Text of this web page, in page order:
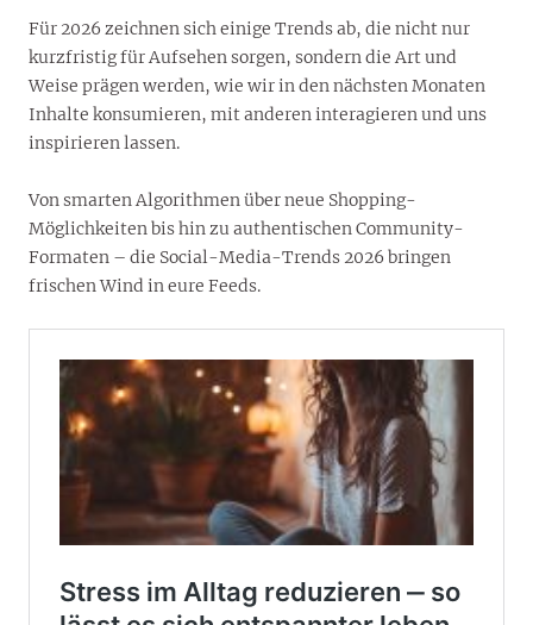
Für 2026 zeichnen sich einige Trends ab, die nicht nur
kurzfristig für Aufsehen sorgen, sondern die Art und
Weise prägen werden, wie wir in den nächsten Monaten
Inhalte konsumieren, mit anderen interagieren und uns
inspirieren lassen.
Von smarten Algorithmen über neue Shopping-
Möglichkeiten bis hin zu authentischen Community-
Formaten – die Social-Media-Trends 2026 bringen
frischen Wind in eure Feeds.